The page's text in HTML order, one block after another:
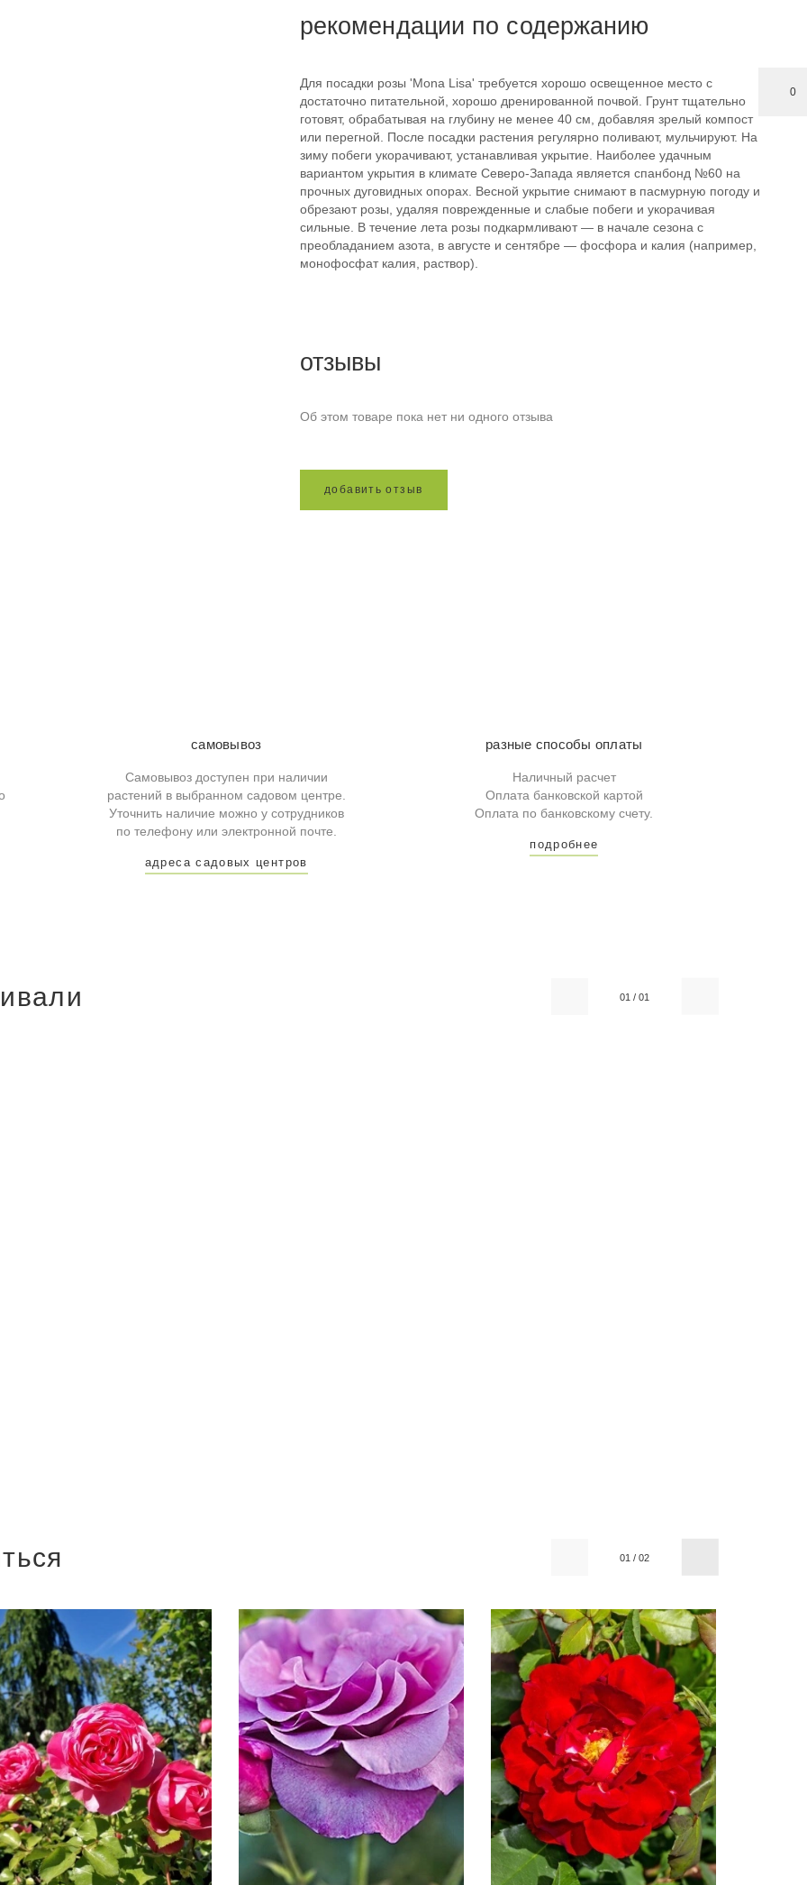
0
рекомендации по содержанию
Для посадки розы 'Mona Lisa' требуется хорошо освещенное место с
достаточно питательной, хорошо дренированной почвой. Грунт тщательно
готовят, обрабатывая на глубину не менее 40 см, добавляя зрелый компост
или перегной. После посадки растения регулярно поливают, мульчируют. На
зиму побеги укорачивают, устанавливая укрытие. Наиболее удачным
вариантом укрытия в климате Северо-Запада является спанбонд №60 на
прочных дуговидных опорах. Весной укрытие снимают в пасмурную погоду и
обрезают розы, удаляя поврежденные и слабые побеги и укорачивая
сильные. В течение лета розы подкармливают — в начале сезона с
преобладанием азота, в августе и сентябре — фосфора и калия (например,
монофосфат калия, раствор).
отзывы
Об этом товаре пока нет ни одного отзыва
до бавить о тз ыв
самовывоз
Самовывоз доступен при наличии
растений в выбранном садовом центре.
Уточнить наличие можно у сотрудников
по телефону или электронной почте.
адреса садовых центров
разные способы оплаты
Наличный расчет
Оплата банковской картой
Оплата по банковскому счету.
подробнее
01 /01
01 /02